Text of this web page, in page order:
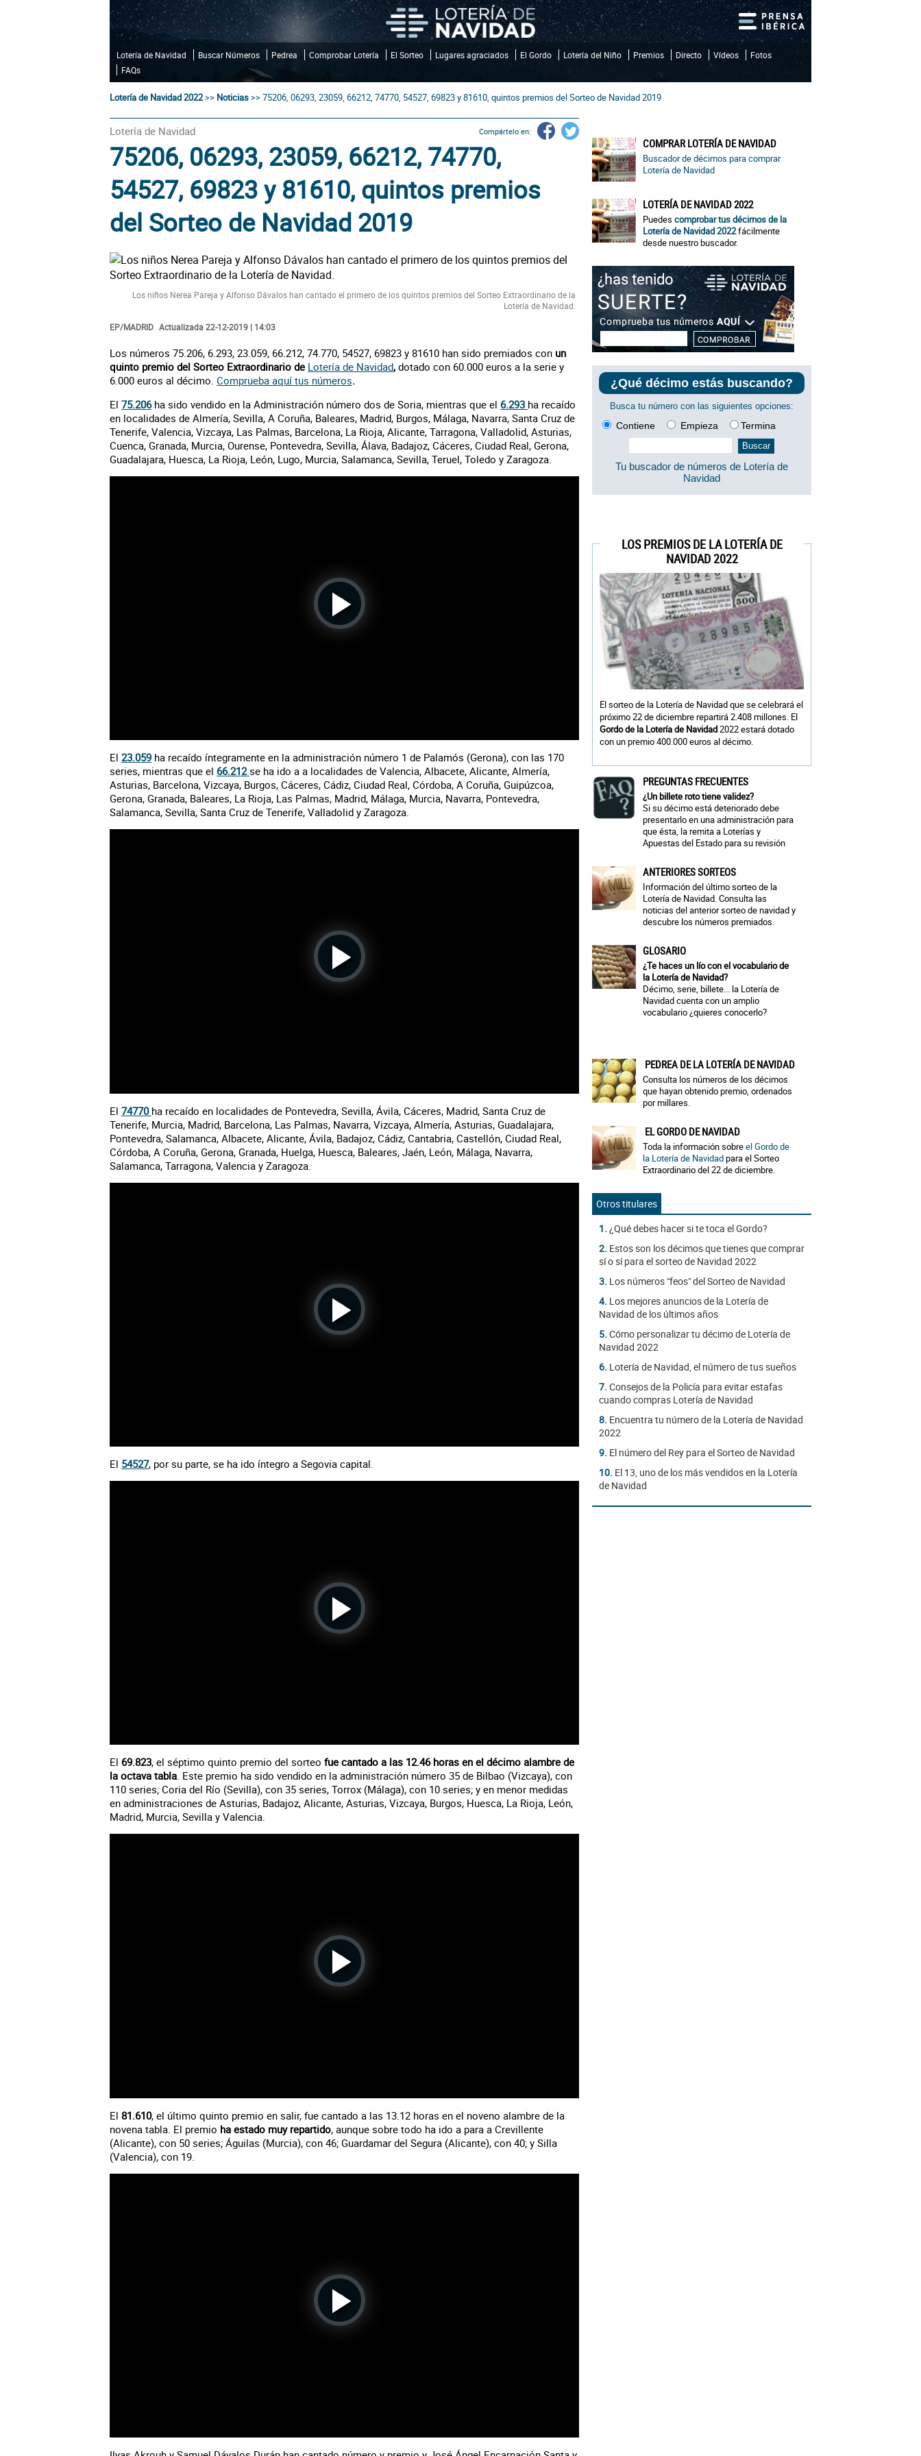
Lotería de Navidad Buscar Números Pedrea Comprobar Lotería El Sorteo Lugares agraciados El Gordo Lotería del Niño Premios Directo Vídeos
Fotos
FAQs
Lotería de Navidad 2022>> Noticias>>75206, 06293, 23059, 66212, 74770, 54527, 69823 y 81610, quintos premios del Sorteo de Navidad 2019
Compártelo en:
Lotería de Navidad
75206, 06293, 23059, 66212, 74770,
54527, 69823 y 81610, quintos premios
del Sorteo de Navidad 2019
Los niños Nerea Pareja y Alfonso Dávalos han cantado el primero de los quintos premios del Sorteo Extraordinario de la
Lotería de Navidad.
EP/MADRID Actualizada 22-12-2019 | 14:03
Los números 75.206, 6.293, 23.059, 66.212, 74.770, 54527, 69823 y 81610 han sido premiados con un
quinto premio del Sorteo Extraordinario de Lotería de Navidad, dotado con 60.000 euros a la serie y
6.000 euros al décimo. Comprueba aquí tus números.
El 75.206ha sido vendido en la Administración número dos de Soria, mientras que el 6.293 ha recaído
en localidades de Almería, Sevilla, A Coruña, Baleares, Madrid, Burgos, Málaga, Navarra, Santa Cruz de
Tenerife, Valencia, Vizcaya, Las Palmas, Barcelona, La Rioja, Alicante, Tarragona, Valladolid, Asturias,
Cuenca, Granada, Murcia, Ourense, Pontevedra, Sevilla, Álava, Badajoz, Cáceres, Ciudad Real, Gerona,
Guadalajara, Huesca, La Rioja, León, Lugo, Murcia, Salamanca, Sevilla, Teruel, Toledo y Zaragoza.
Play
El 23.059 ha recaído íntegramente en la administración número 1 de Palamós (Gerona), con las 170
series, mientras que el 66.212 se ha ido a a localidades de Valencia, Albacete, Alicante, Almería,
Asturias, Barcelona, Vizcaya, Burgos, Cáceres, Cádiz, Ciudad Real, Córdoba, A Coruña, Guipúzcoa,
Gerona, Granada, Baleares, La Rioja, Las Palmas, Madrid, Málaga, Murcia, Navarra, Pontevedra,
Salamanca, Sevilla, Santa Cruz de Tenerife, Valladolid y Zaragoza.
Play
El 74770 ha recaído en localidades de Pontevedra, Sevilla, Ávila, Cáceres, Madrid, Santa Cruz de
Tenerife, Murcia, Madrid, Barcelona, Las Palmas, Navarra, Vizcaya, Almería, Asturias, Guadalajara,
Pontevedra, Salamanca, Albacete, Alicante, Ávila, Badajoz, Cádiz, Cantabria, Castellón, Ciudad Real,
Córdoba, A Coruña, Gerona, Granada, Huelga, Huesca, Baleares, Jaén, León, Málaga, Navarra,
Salamanca, Tarragona, Valencia y Zaragoza.
Play
El 54527, por su parte, se ha ido íntegro a Segovia capital.
Play
El 69.823, el séptimo quinto premio del sorteo fue cantado a las 12.46 horas en el décimo alambre de
la octava tabla. Este premio ha sido vendido en la administración número 35 de Bilbao (Vizcaya), con
110 series; Coria del Río (Sevilla), con 35 series, Torrox (Málaga), con 10 series; y en menor medidas
en administraciones de Asturias, Badajoz, Alicante, Asturias, Vizcaya, Burgos, Huesca, La Rioja, León,
Madrid, Murcia, Sevilla y Valencia.
Play
El 81.610, el último quinto premio en salir, fue cantado a las 13.12 horas en el noveno alambre de la
novena tabla. El premio ha estado muy repartido, aunque sobre todo ha ido a para a Crevillente
(Alicante), con 50 series; Águilas (Murcia), con 46; Guardamar del Segura (Alicante), con 40; y Silla
(Valencia), con 19.
Play
COMPRAR LOTERÍA DE NAVIDAD
Buscador de décimos para comprar
Lotería de Navidad
LOTERÍA DE NAVIDAD 2022
Puedes comprobar tus décimos de la
Lotería de Navidad 2022fácilmente
desde nuestro buscador.
¿Qué décimo estás buscando?
Busca tu número con las siguientes opciones:
Contiene Empieza Termina
Tu buscador de números de Lotería de
Navidad
LOS PREMIOS DE LA LOTERÍA DE
NAVIDAD 2022
El sorteo de la Lotería de Navidad que se celebrará el
próximo 22 de diciembre repartirá 2.408 millones. El
Gordo de la Lotería de Navidad2022 estará dotado
con un premio 400.000 euros al décimo.
PREGUNTAS FRECUENTES
¿Un billete roto tiene validez?
Si su décimo está deteriorado debe
presentarlo en una administración para
que ésta, la remita a Loterías y
Apuestas del Estado para su revisión
ANTERIORES SORTEOS
Información del último sorteo de la
Lotería de Navidad. Consulta las
noticias del anterior sorteo de navidad y
descubre los números premiados.
GLOSARIO
¿Te haces un lío con el vocabulario de
la Lotería de Navidad?
Décimo, serie, billete... la Lotería de
Navidad cuenta con un amplio
vocabulario ¿quieres conocerlo?
PEDREA DE LA LOTERÍA DE NAVIDAD
Consulta los números de los décimos
que hayan obtenido premio, ordenados
por millares.
EL GORDO DE NAVIDAD
Toda la información sobreel Gordo de
la Lotería de Navidadpara el Sorteo
Extraordinario del 22 de diciembre.
Otros titulares
1. ¿Qué debes hacer si te toca el Gordo?
2. Estos son los décimos que tienes que comprar
sí o sí para el sorteo de Navidad 2022
3. Los números "feos" del Sorteo de Navidad
4. Los mejores anuncios de la Lotería de
Navidad de los últimos años
5. Cómo personalizar tu décimo de Lotería de
Navidad 2022
6. Lotería de Navidad, el número de tus sueños
7. Consejos de la Policía para evitar estafas
cuando compras Lotería de Navidad
8. Encuentra tu número de la Lotería de Navidad
2022
9. El número del Rey para el Sorteo de Navidad
10. El 13, uno de los más vendidos en la Lotería
de Navidad